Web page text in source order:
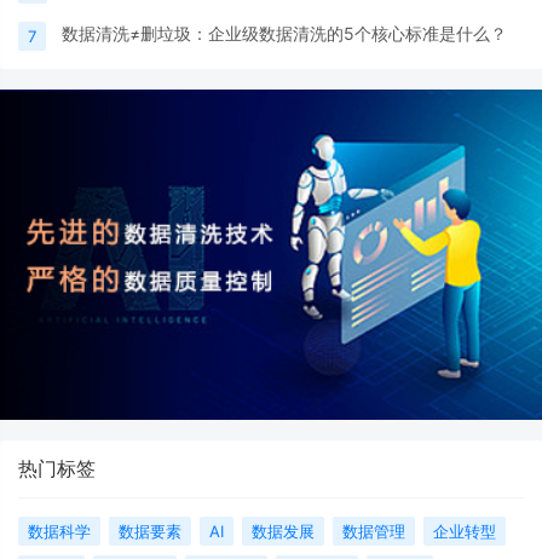
7 数据清洗≠删垃圾：企业级数据清洗的5个核心标准是什么？
热门标签
数据科学 数据要素 AI 数据发展 数据管理
企业转型